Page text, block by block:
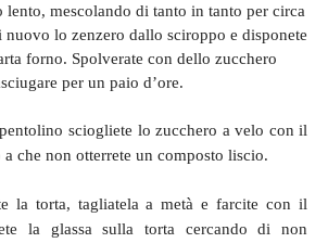
lento, mescolando di tanto in tanto per circa
lo zenzero dallo sciroppo e disponete
forno. Spolverate con dello zucchero
per un paio d’ore.
sciogliete lo zucchero a velo con il
che non otterrete un composto liscio.
la torta, tagliatela a metà e farcite con il
la glassa sulla torta cercando di non